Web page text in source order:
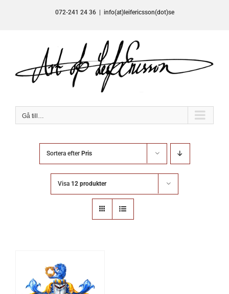
072-241 24 36 info(at)leifericsson(dot)se
Gå till…
Sortera efter Pris
Visa 12 produkter